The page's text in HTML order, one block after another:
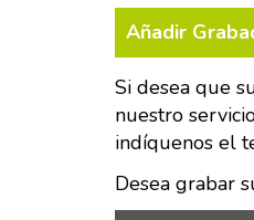
Añadir
Si desea que
nuestro
indíquenos el
Desea grabar